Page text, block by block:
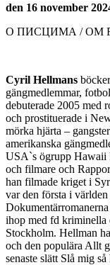
den 16 november
О ПИСЦИМА / OM
Cyril Hellmans
gängmedlemmar,
debuterade 2005 med
och prostituerade i
mörka hjärta –
amerikanska
USA`s ögrupp Hawaii
och filmare och
han filmade kriget i
var den första i
ihop med fd kriminella
Stockholm. Hellman
och den populära Allt
senaste slätt Slå mig